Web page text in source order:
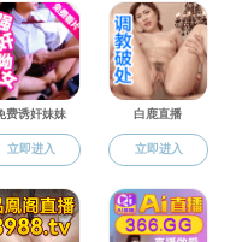
版权所有：直播平台-露脸